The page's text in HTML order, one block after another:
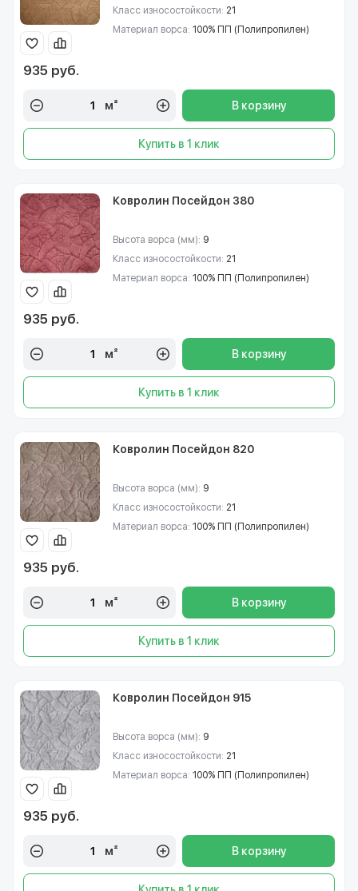
Класс износостойкости: 21
Материал ворса: 100% ПП (Полипропилен)
935 руб.
м² В корзину
Купить в 1 клик
Ковролин Посейдон 380
Высота ворса (мм): 9
Класс износостойкости: 21
Материал ворса: 100% ПП (Полипропилен)
935 руб.
м² В корзину
Купить в 1 клик
Ковролин Посейдон 820
Высота ворса (мм): 9
Класс износостойкости: 21
Материал ворса: 100% ПП (Полипропилен)
935 руб.
м² В корзину
Купить в 1 клик
Ковролин Посейдон 915
Высота ворса (мм): 9
Класс износостойкости: 21
Материал ворса: 100% ПП (Полипропилен)
935 руб.
м² В корзину